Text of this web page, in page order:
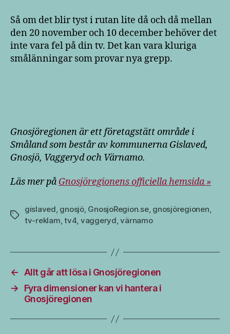
Så om det blir tyst i rutan lite då och då mellan
den 20 november och 10 december behöver det
inte vara fel på din tv. Det kan vara kluriga
smålänningar som provar nya grepp.
Gnosjöregionen är ett företagstätt område i
Småland som består av kommunerna Gislaved,
Gnosjö, Vaggeryd och Värnamo.
Läs mer på Gnosjöregionens officiella hemsida »
Etiketter
gislaved, gnosjö, GnosjoRegion.se, gnosjöregionen,
tv-reklam,tv4, vaggeryd,värnamo
←
Allt går att lösa i Gnosjöregionen
→
Fyra dimensioner kan vi hantera i
Gnosjöregionen